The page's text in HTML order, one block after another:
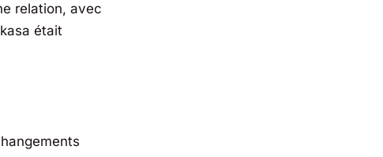
relation, avec
était